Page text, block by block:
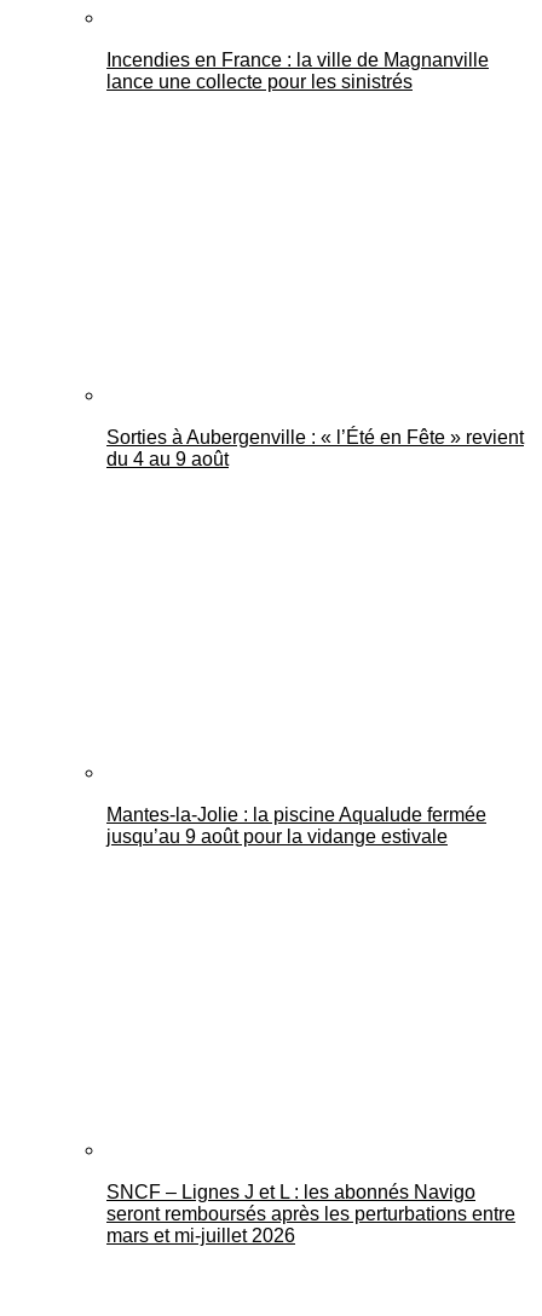
Incendies en France : la ville de Magnanville
lance une collecte pour les sinistrés
Sorties à Aubergenville : « l’Été en Fête » revient
du 4 au 9 août
Mantes-la-Jolie : la piscine Aqualude fermée
jusqu’au 9 août pour la vidange estivale
SNCF – Lignes J et L : les abonnés Navigo
seront remboursés après les perturbations entre
mars et mi-juillet 2026